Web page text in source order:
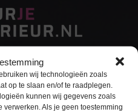
wij technologieën zoals
op te slaan en/of te raadplegen.
kunnen wij gegevens zoals
Als je geen toestemming